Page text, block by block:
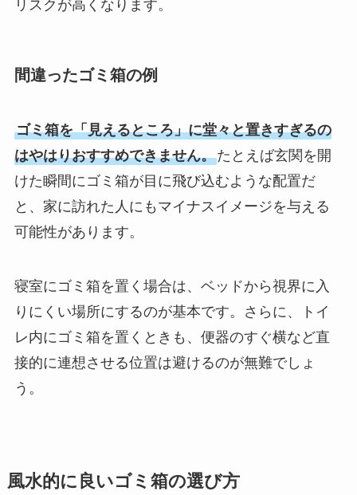
リスクが高くなります。
間違ったゴミ箱の例
ゴミ箱を「見えるところ」に堂々と置きすぎるの
はやはりおすすめできません。たとえば玄関を開
けた瞬間にゴミ箱が目に飛び込むような配置だ
と、家に訪れた人にもマイナスイメージを与える
可能性があります。
寝室にゴミ箱を置く場合は、ベッドから視界に入
りにくい場所にするのが基本です。さらに、トイ
レ内にゴミ箱を置くときも、便器のすぐ横など直
接的に連想させる位置は避けるのが無難でしょ
う。
風水的に良いゴミ箱の選び方